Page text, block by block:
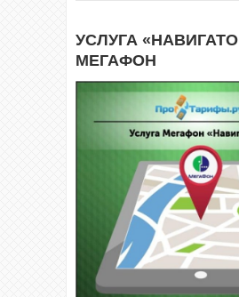
УСЛУГА
МЕГАФОН